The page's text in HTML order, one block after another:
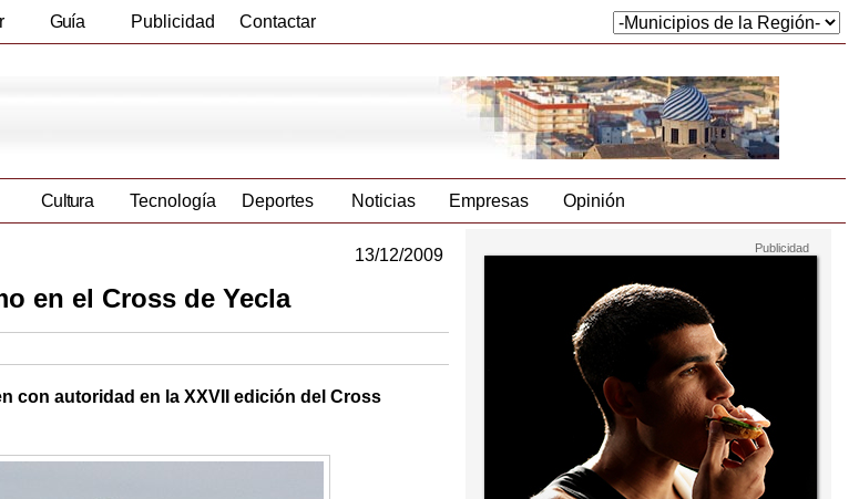
Guía Publicidad Contactar
Cultura Tecnología Deportes Noticias Empresas Opinión
13/12/2009
en el Cross de Yecla
con autoridad en la XXVII edición del Cross